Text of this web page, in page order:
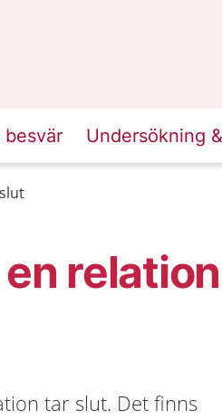
besvär Undersökning
relation
tar slut. Det finns